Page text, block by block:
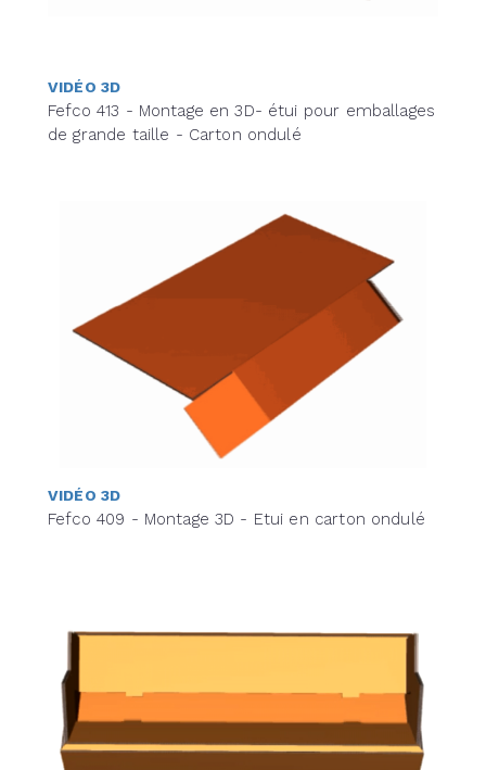
VIDÉO 3D
Fefco 413 - Montage en 3D- étui pour emballages
de grande taille - Carton ondulé
VIDÉO 3D
Fefco 409 - Montage 3D - Etui en carton ondulé